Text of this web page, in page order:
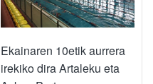
Ekainaren 10etik aurrera
irekiko dira Artaleku eta